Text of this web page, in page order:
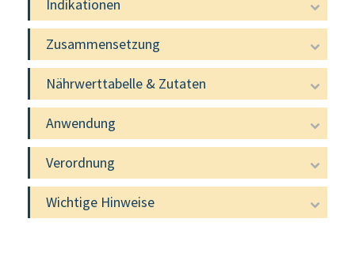
Indikationen
Zusammensetzung
Nährwerttabelle & Zutaten
Anwendung
Verordnung
Wichtige Hinweise